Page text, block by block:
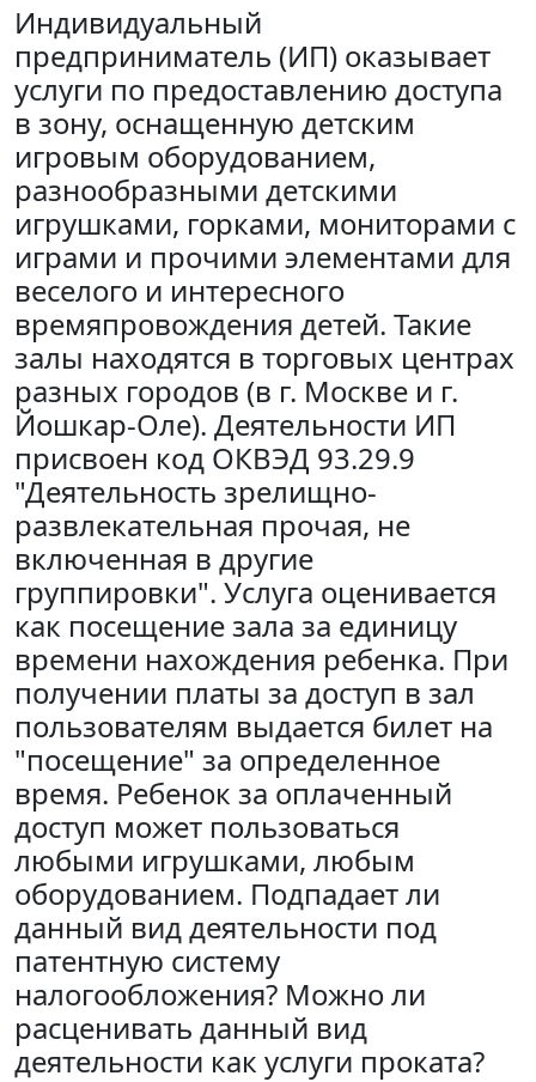
Индивидуальный
предприниматель (ИП) оказывает
услуги по предоставлению доступа
в зону, оснащенную детским
игровым оборудованием,
разнообразными детскими
игрушками, горками, мониторами с
играми и прочими элементами для
веселого и интересного
времяпровождения детей. Такие
залы находятся в торговых центрах
разных городов (в г. Москве и г.
Йошкар-Оле). Деятельности ИП
присвоен код ОКВЭД 93.29.9
"Деятельность зрелищно-
развлекательная прочая, не
включенная в другие
группировки". Услуга оценивается
как посещение зала за единицу
времени нахождения ребенка. При
получении платы за доступ в зал
пользователям выдается билет на
"посещение" за определенное
время. Ребенок за оплаченный
доступ может пользоваться
любыми игрушками, любым
оборудованием. Подпадает ли
данный вид деятельности под
патентную систему
налогообложения? Можно ли
расценивать данный вид
деятельности как услуги проката?